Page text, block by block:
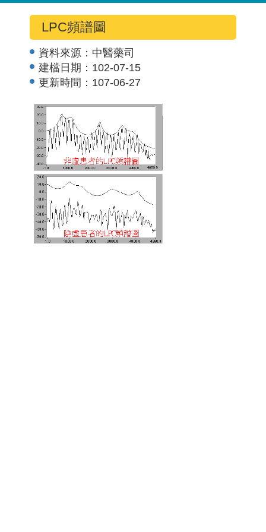
LPC頻譜圖
資料來源： 中醫藥司
建檔日期： 102-07-15
更新時間： 107-06-27